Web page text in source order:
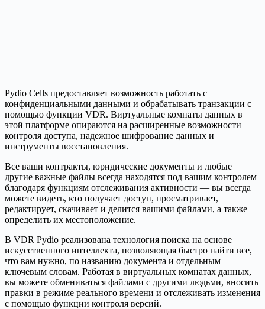
Pydio Cells предоставляет возможность работать с
конфиденциальными данными и обрабатывать транзакции с
помощью функции VDR. Виртуальные комнаты данных в
этой платформе опираются на расширенные возможности
контроля доступа, надежное шифрование данных и
инструменты восстановления.
Все ваши контракты, юридические документы и любые
другие важные файлы всегда находятся под вашим контролем
благодаря функциям отслеживания активности — вы всегда
можете видеть, кто получает доступ, просматривает,
редактирует, скачивает и делится вашими файлами, а также
определить их местоположение.
В VDR Pydio реализована технология поиска на основе
искусственного интеллекта, позволяющая быстро найти все,
что вам нужно, по названию документа и отдельным
ключевым словам. Работая в виртуальных комнатах данных,
вы можете обмениваться файлами с другими людьми, вносить
правки в режиме реального времени и отслеживать изменения
с помощью функции контроля версий.